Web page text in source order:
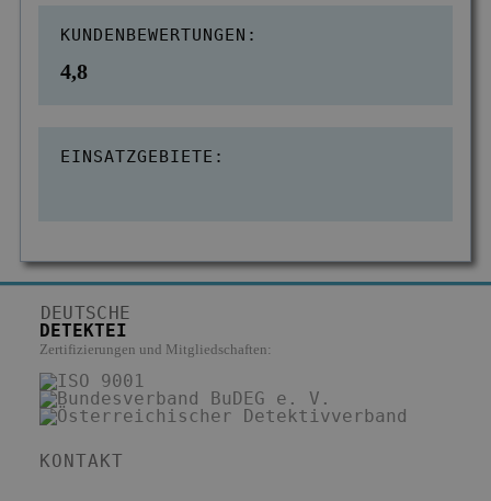
KUNDENBEWERTUNGEN:
4,8
EINSATZGEBIETE:
DEUTSCHE
DETEKTEI
Zertifizierungen und Mitgliedschaften:
KONTAKT